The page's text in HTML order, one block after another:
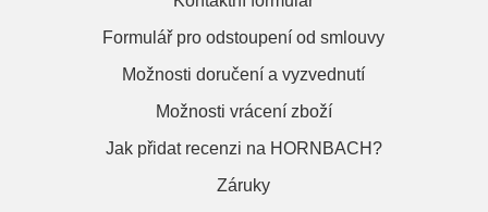
Formulář pro odstoupení od smlouvy
Možnosti doručení a vyzvednutí
Možnosti vrácení zboží
Jak přidat recenzi na HORNBACH?
Záruky